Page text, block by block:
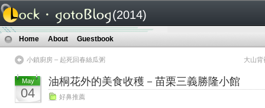
(2014)
Home About Guestbook
小鎖廚房 – 起死回春絲瓜粥 大山背
May
04
油桐花外的美食收穫－苗栗三義勝隆小館
好鼻推薦